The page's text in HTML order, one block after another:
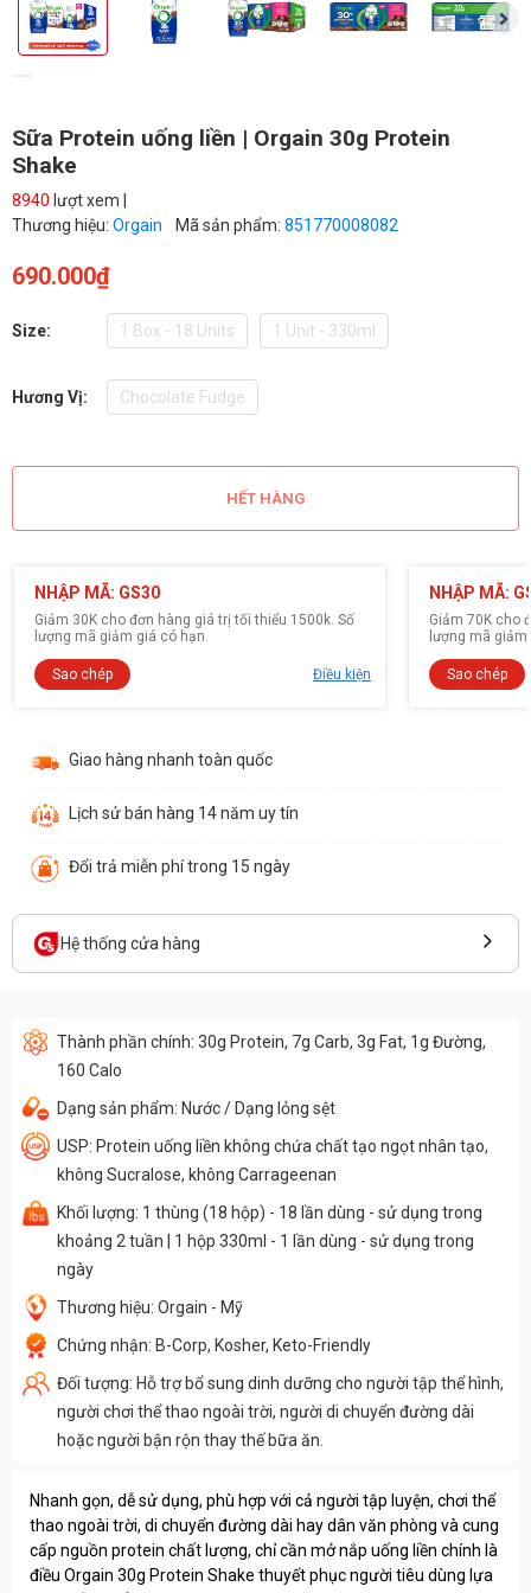
Sữa Protein uống liền | Orgain 30g Protein
Shake
8940 lượt xem |
Thương hiệu: Orgain Mã sản phẩm: 851770008082
690.000₫
Size: 1 Box - 18 Units 1 Unit - 330ml
Hương Vị: Chocolate Fudge
HẾT HÀNG
NHẬP MÃ: GS30
Giảm 30K cho đơn hàng giá trị tối thiểu 1500k. Số
lượng mã giảm giá có hạn.
Sao chép Điều kiện
NHẬP MÃ:
Giảm 70K cho
lượng mã
Sao chép
Giao hàng nhanh toàn quốc
Lịch sử bán hàng 14 năm uy tín
Đổi trả miễn phí trong 15 ngày
Hệ thống cửa hàng
Thành phần chính: 30g Protein, 7g Carb, 3g Fat, 1g Đường,
160 Calo
Dạng sản phẩm: Nước / Dạng lỏng sệt
USP: Protein uống liền không chứa chất tạo ngọt nhân tạo,
không Sucralose, không Carrageenan
Khối lượng: 1 thùng (18 hộp) - 18 lần dùng - sử dụng trong
khoảng 2 tuần | 1 hộp 330ml - 1 lần dùng - sử dụng trong
ngày
Thương hiệu: Orgain - Mỹ
Chứng nhận: B-Corp, Kosher, Keto-Friendly
Đối tượng: Hỗ trợ bổ sung dinh dưỡng cho người tập thể hình,
người chơi thể thao ngoài trời, người di chuyển đường dài
hoặc người bận rộn thay thế bữa ăn.
Nhanh gọn, dễ sử dụng, phù hợp với cả người tập luyện, chơi thể
thao ngoài trời, di chuyển đường dài hay dân văn phòng và cung
cấp nguồn protein chất lượng, chỉ cần mở nắp uống liền chính là
điều Orgain 30g Protein Shake thuyết phục người tiêu dùng lựa